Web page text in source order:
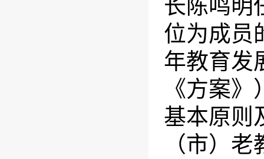
长陈鸣明
位为成员
年教育发
《方案
基本原则
（市）